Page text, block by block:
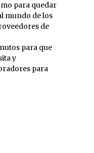
para quedar
mundo de los
de
para que
y
para